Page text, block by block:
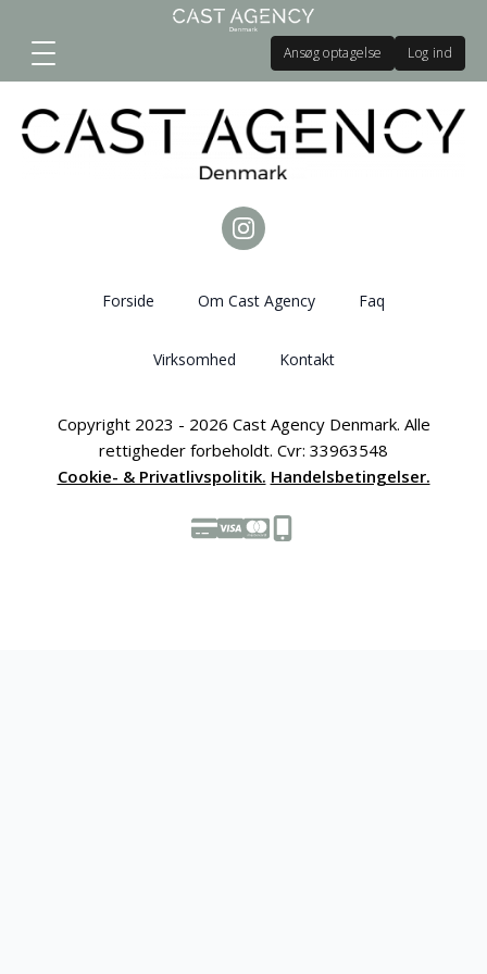
Ansøg optagelse Log ind
Forside Om Cast Agency Faq
Virksomhed Kontakt
Copyright 2023 - 2026 Cast Agency Denmark. Alle
rettigheder forbeholdt. Cvr: 33963548
Cookie- & Privatlivspolitik. Handelsbetingelser.